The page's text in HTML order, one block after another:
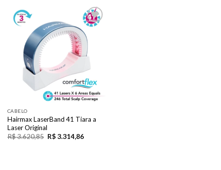
Add to
Wishlist
CABELO
Hairmax LaserBand 41 Tiara a
Laser Original
R$3.620,85 R$3.314,86